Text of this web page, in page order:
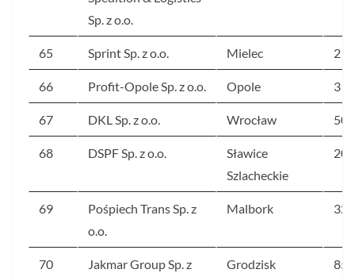
Sp. z o.o.
65 Sprint Sp. z o.o. Mielec 2
66 Profit-Opole Sp. z o.o. Opole 319
67 DKL Sp. z o.o. Wrocław 504
68 DSPF Sp. z o.o.
Sławice
Szlacheckie
201
69
Pośpiech Trans Sp. z
o.o.
Malbork 321
70
Jakmar Group Sp. z
Grodzisk
856